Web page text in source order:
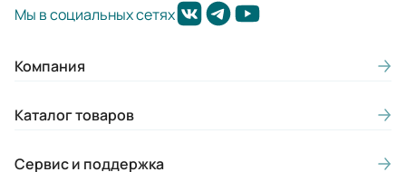
Мы в социальных сетях
Компания
Каталог товаров
Сервис и поддержка